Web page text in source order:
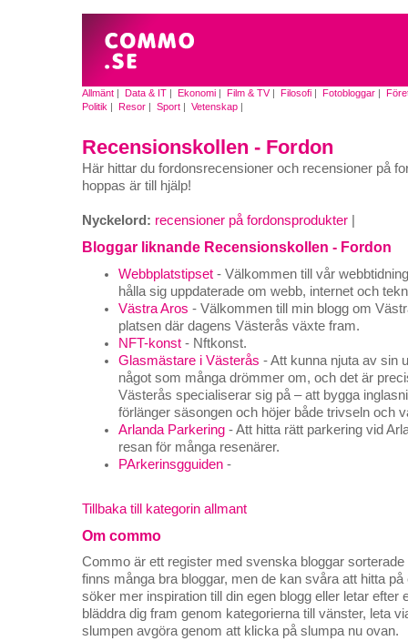
Allmänt | Data & IT | Ekonomi | Film & TV| Filosofi | Fotobloggar |
Politik | Resor | Sport | Vetenskap |
Recensionskollen - Fordon
Här hittar du fordonsrecensioner och recensioner på
hoppas är till hjälp!
Nyckelord: recensioner på fordonsprodukter
Bloggar liknande Recensionskollen - Fordon
Webbplatstipset - Välkommen till vår
hålla sig uppdaterade om webb, internet och
Västra Aros - Välkommen till min blogg om
platsen där dagens Västerås växte fram.
NFT-konst - Nftkonst.
Glasmästare i Västerås - Att kunna njuta av sin
något som många drömmer om, och det är
Västerås specialiserar sig på – att bygga
förlänger säsongen och höjer både trivseln och
Arlanda Parkering - Att hitta rätt parkering vid
resan för många resenärer.
PArkerinsgguiden -
Tillbaka till kategorin allmant
Om commo
Commo är ett register med svenska bloggar sorterade
finns många bra bloggar, men de kan svåra att hitta
söker mer inspiration till din egen blogg eller letar efter
bläddra dig fram genom kategorierna till vänster, leta
slumpen avgöra genom att klicka på slumpa nu ovan.